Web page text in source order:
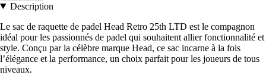
Description
Le sac de raquette de padel Head Retro 25th LTD est le compagnon
idéal pour les passionnés de padel qui souhaitent allier fonctionnalité et
style. Conçu par la célèbre marque Head, ce sac incarne à la fois
l’élégance et la performance, un choix parfait pour les joueurs de tous
niveaux.